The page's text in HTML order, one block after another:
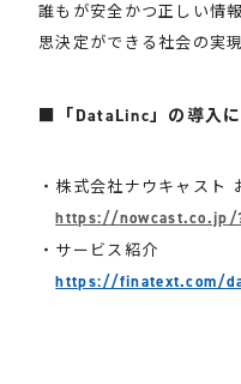
誰もが安全かつ正しい情
思決定ができる社会の実
「DataLinc」の導入
・株式会社ナウキャスト
https://nowcast.co.jp/
・サービス紹介
https://finatext.com/